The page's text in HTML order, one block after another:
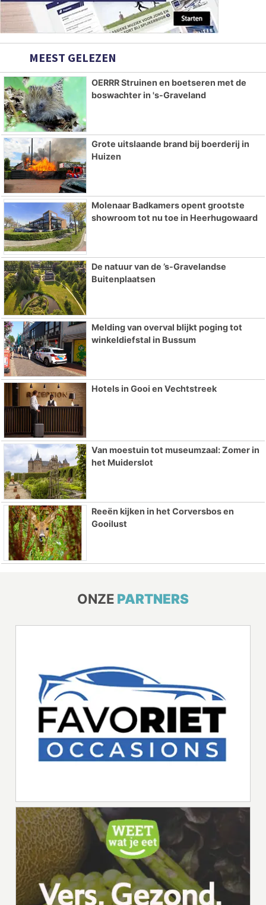
MEEST GELEZEN
OERRR Struinen en boetseren met de
boswachter in 's-Graveland
Grote uitslaande brand bij boerderij in
Huizen
Molenaar Badkamers opent grootste
showroom tot nu toe in Heerhugowaard
De natuur van de ’s-Gravelandse
Buitenplaatsen
Melding van overval blijkt poging tot
winkeldiefstal in Bussum
Hotels in Gooi en Vechtstreek
Van moestuin tot museumzaal: Zomer in
het Muiderslot
Reeën kijken in het Corversbos en
Gooilust
ONZE PARTNERS